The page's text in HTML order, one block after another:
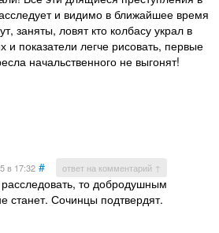
и видимо в ближайшее время
заняты, ловят кто колбасу украл в
и показатели легче рисовать, первые
начальственного не выгонят!
в 17:32 # ответ на комментарий ↑
расследовать, то добродушным
станет. Сочинцы подтвердят.